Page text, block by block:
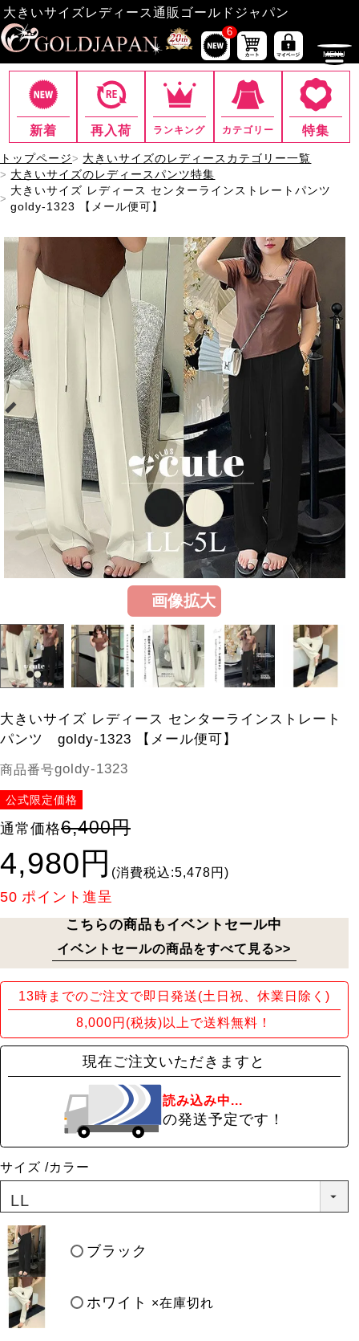
大きいサイズレディース通販ゴールドジャパン
6
新着 再入荷 ランキング カテゴリー 特集
トップページ
大きいサイズのレディースカテゴリー一覧
大きいサイズのレディースパンツ特集
大きいサイズ レディース センターラインストレートパンツ
goldy-1323 【メール便可】
大きいサイズ レディース センターラインストレート
パンツ goldy-1323 【メール便可】
商品番号goldy-1323
公式限定価格
通常価格6,400円
4,980円 (消費税込:5,478円)
50 ポイント進呈
こちらの商品もイベントセール中
イベントセールの商品をすべて見る>>
13時までのご注文で即日発送(土日祝、休業日除く)
8,000円(税抜)以上で送料無料！
現在ご注文いただきますと
読み込み中...
の発送予定です！
サイズ カラー
ブラック
ホワイト ×在庫切れ
画像拡大